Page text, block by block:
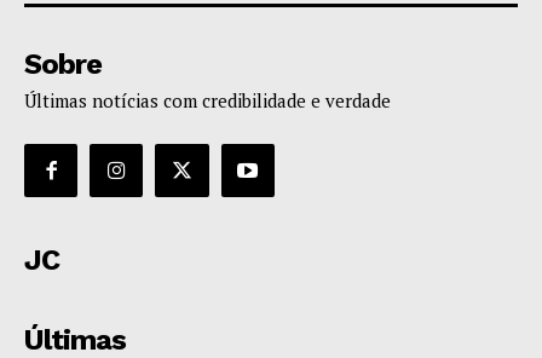
Sobre
Últimas notícias com credibilidade e verdade
JC
Últimas